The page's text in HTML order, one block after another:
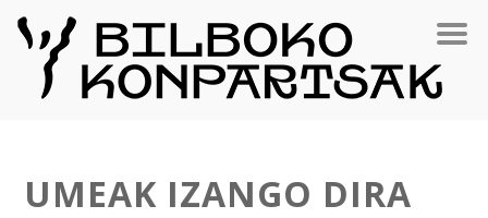
UMEAK IZANGO DIRA